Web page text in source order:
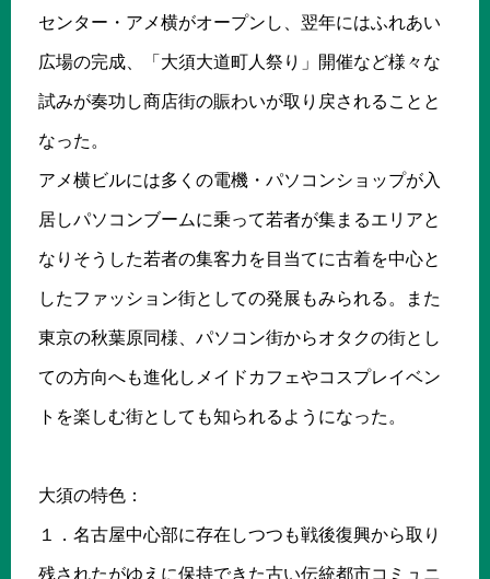
センター・アメ横がオープンし、翌年にはふれあい
広場の完成、「大須大道町人祭り」開催など様々な
試みが奏功し商店街の賑わいが取り戻されることと
なった。
アメ横ビルには多くの電機・パソコンショップが入
居しパソコンブームに乗って若者が集まるエリアと
なりそうした若者の集客力を目当てに古着を中心と
したファッション街としての発展もみられる。また
東京の秋葉原同様、パソコン街からオタクの街とし
ての方向へも進化しメイドカフェやコスプレイベン
トを楽しむ街としても知られるようになった。
大須の特色：
１．名古屋中心部に存在しつつも戦後復興から取り
残されたがゆえに保持できた古い伝統都市コミュニ